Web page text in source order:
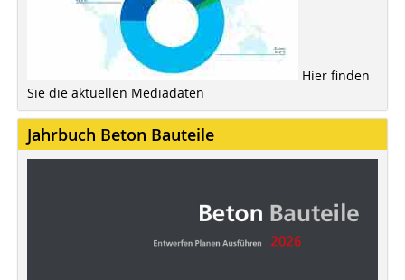
Hier finden
Sie die aktuellen Mediadaten
Jahrbuch Beton Bauteile